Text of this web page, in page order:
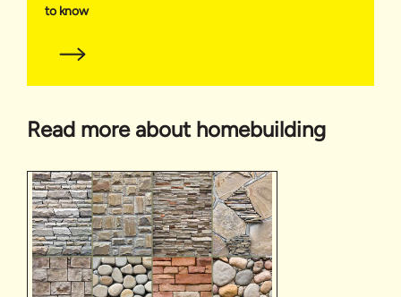
to know
Read more about homebuilding